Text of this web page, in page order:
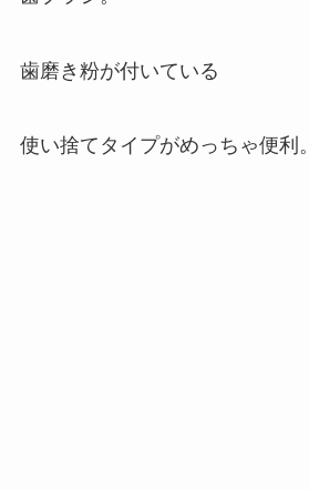
歯磨き粉が付いている
使い捨てタイプがめっちゃ便利。